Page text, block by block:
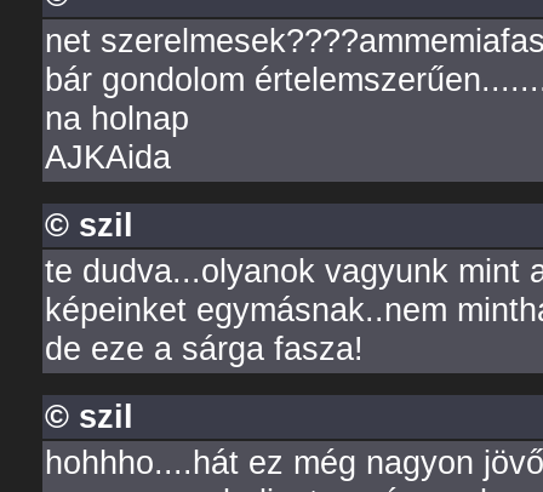
net
bár gondolom
na holnap
AJKAida
© szil
te dudva...olyanok vagyunk mint
képeinket egymásnak..nem
de eze a sárga fasza!
© szil
hohhho....hát ez még nagyon